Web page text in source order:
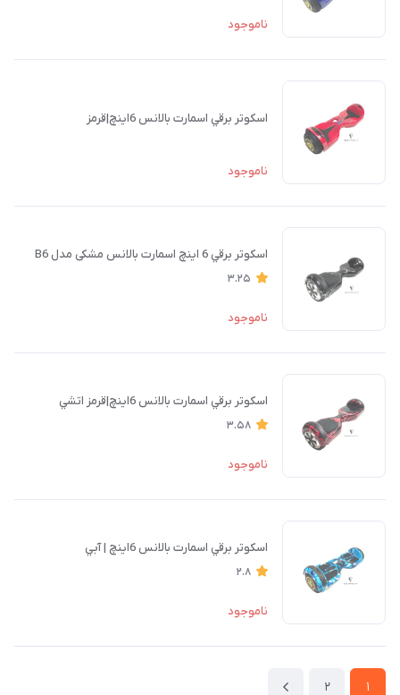
ناموجود
اسكوتر برقي اسمارت بالانس 6اينچ|قرمز
ناموجود
اسكوتر برقي 6 اينچ اسمارت بالانس مشکی مدل B6
3.25
ناموجود
اسكوتر برقي اسمارت بالانس 6اينچ|قرمز اتشي
3.58
ناموجود
اسكوتر برقي اسمارت بالانس 6اينچ | آبي
2.8
ناموجود
1
2